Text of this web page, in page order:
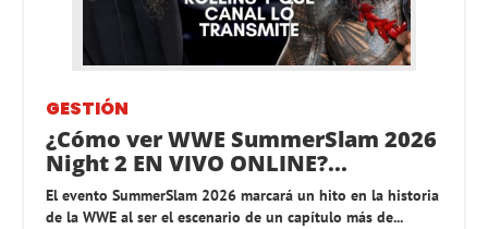
GESTIÓN
¿Cómo ver WWE SummerSlam 2026
Night 2 EN VIVO ONLINE?...
El evento SummerSlam 2026 marcará un hito en la historia
de la WWE al ser el escenario de un capítulo más de...